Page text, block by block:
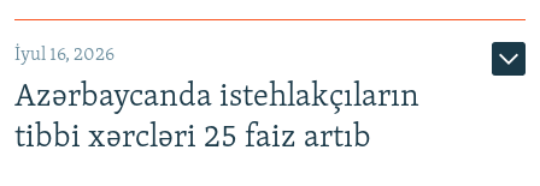
İyul 16, 2026
Azərbaycanda istehlakçıların
tibbi xərcləri 25 faiz artıb